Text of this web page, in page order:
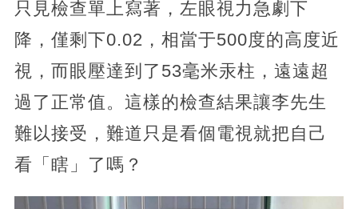
只見檢查單上寫著，左眼視力急劇下
降，僅剩下0.02，相當于500度的高度近
視，而眼壓達到了53毫米汞柱，遠遠超
過了正常值。這樣的檢查結果讓李先生
難以接受，難道只是看個電視就把自己
看「瞎」了嗎？